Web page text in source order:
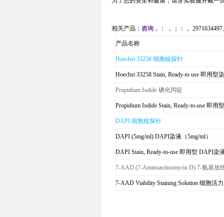
相关产品： 咨询， ： ， ； ： ， 2971634497
产品名称
Hoechst 33258细胞核探针
Hoechst 33258 Stain, Ready-to use 即用型
Propidium Iodide碘化丙啶
Propidium Iodide Stain, Ready-to-use 即用
DAPI细胞核探针
DAPI (5mg/ml) DAPI染液（5mg/ml）
DAPI Stain, Ready-to-use 即用型 DAPI染
7-AAD (7-Aminoactinomycin D) 7-氨基放
7-AAD Viability Staining Solution细胞活